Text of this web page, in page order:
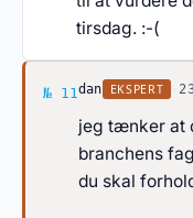
tirsdag. :-(
№ 11Svar af dan
dan EKSPERT
jeg tænker at
branchens
du skal